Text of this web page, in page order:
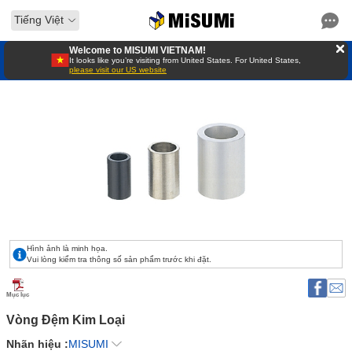
Tiếng Việt
Welcome to MISUMI VIETNAM!
It looks like you’re visiting from United States. For United States,
please visit our US website
Hình ảnh là minh họa.
Vui lòng kiểm tra thông số sản phẩm trước khi đặt.
Mục lục
Vòng Đệm Kim Loại
Nhãn hiệu :MISUMI